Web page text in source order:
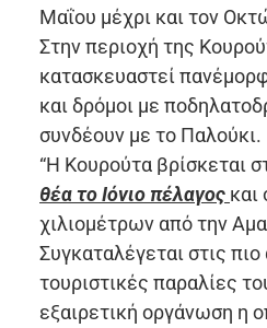
Μαΐου μέχρι και τον
Στην περιοχή της
κατασκευαστεί
και δρόμοι με
συνδέουν με το Παλούκι.
“Η Κουρούτα βρίσκεται
θέα το Ιόνιο πέλαγος και
χιλιομέτρων από την
Συγκαταλέγεται στις
τουριστικές παραλίες
εξαιρετική οργάνωση η